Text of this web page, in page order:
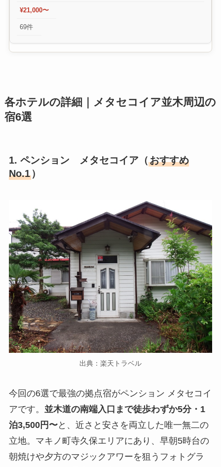
¥21,000〜
69件
各ホテルの詳細｜メタセコイア並木周辺の
宿6選
1. ペンション メタセコイア（おすすめ
No.1）
出典：楽天トラベル
今回の6選で最強の拠点宿がペンション メタセコイ
アです。 並木道の南端入口まで徒歩わずか5分・1
泊3,500円〜と、近さと安さを両立した唯一無二の
立地。マキノ町寺久保エリアにあり、早朝5時台の
朝焼けや夕方のマジックアワーを狙うフォトグラ